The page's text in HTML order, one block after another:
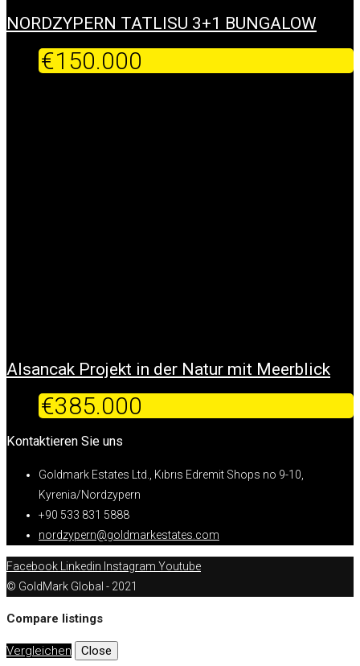
NORDZYPERN TATLISU 3+1 BUNGALOW
€150.000
Alsancak Projekt in der Natur mit Meerblick
€385.000
Kontaktieren Sie uns
Goldmark Estates Ltd., Kıbrıs Edremit Shops no 9-10,
Kyrenia/Nordzypern
+90 533 831 5888
nordzypern@goldmarkestates.com
Facebook Linkedin Instagram Youtube
© GoldMark Global - 2021
Compare listings
Vergleichen
Close